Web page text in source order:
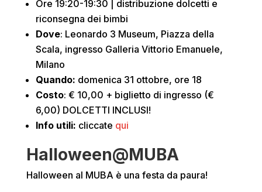
Ore 19:20-19:30 | distribuzione dolcetti e
riconsegna dei bimbi
Dove: Leonardo 3 Museum, Piazza della
Scala, ingresso Galleria Vittorio Emanuele,
Milano
Quando: domenica 31 ottobre, ore 18
Costo: € 10,00 + biglietto di ingresso (€
6,00) DOLCETTI INCLUSI!
Info utili: cliccate qui
Halloween@MUBA
Halloween al MUBA è una festa da paura!